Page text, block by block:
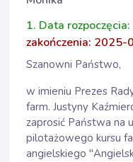
1. Data
zakończenia:
Szanowni Państwo,
w imieniu Prezes
farm. Justyny
zaprosić Państwa na
pilotażowego kursu
angielskiego